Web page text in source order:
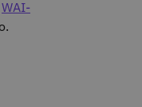
WAI-